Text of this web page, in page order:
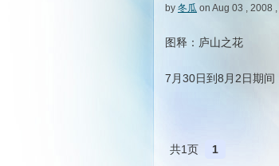
by 冬瓜 on Aug 03 , 2008
图释：庐山之花
7月30日到8月2日期间
共1页 1